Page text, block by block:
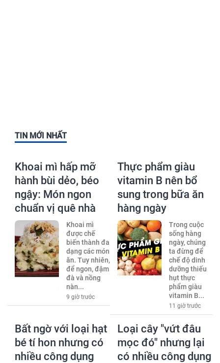
TIN MỚI NHẤT
Khoai mì hấp mỡ
hành bùi dẻo, béo
ngậy: Món ngon
chuẩn vị quê nhà
Khoai mì
được chế
biến thành đa
dạng các món
ăn. Tuy nhiên,
để ngon, đậm
đà và nồng
nàn...
9 giờ trước
Thực phẩm giàu
vitamin B nên bổ
sung trong bữa ăn
hàng ngày
Trong cuộc
sống hàng
ngày, chúng
ta đừng để
chế độ dinh
dưỡng thiếu
hụt thực
phẩm giàu
vitamin B...
11 giờ trước
Bất ngờ với loại hạt
bé tí hon nhưng có
nhiều công dụng
Loại cây "vứt đâu
mọc đó" nhưng lại
có nhiều công dụng